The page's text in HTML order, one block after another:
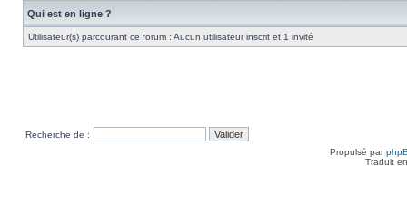
Qui est en ligne ?
Utilisateur(s) parcourant ce forum : Aucun utilisateur inscrit et 1 invité
Recherche de :
Propulsé par
Traduit